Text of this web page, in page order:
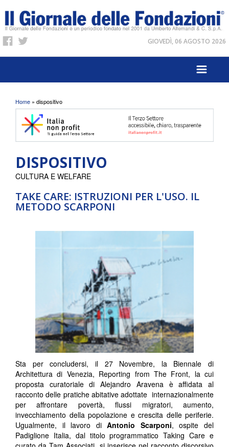
GIOVEDÌ, 06 AGOSTO 2026
Tu sei qui
Home » dispositivo
DISPOSITIVO
TAKE CARE: ISTRUZIONI PER L'USO. IL
METODO SCARPONI
CULTURA E WELFARE
Sta per concludersi, il 27 Novembre, la Biennale di
Architettura di Venezia, Reporting from The Front, la cui
proposta curatoriale di Alejandro Aravena è affidata al
racconto delle pratiche abitative adottate internazionalmente
per affrontare povertà, flussi migratori, aumento,
invecchiamento della popolazione e crescita delle periferie.
Ugualmente, il lavoro diAntonio Scarponi, ospite del
Padiglione Italia, dal titolo programmatico Taking Care e